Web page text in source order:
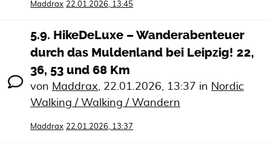
Maddrax 22.01.2026, 13:45
5.9. HikeDeLuxe – Wanderabenteuer
durch das Muldenland bei Leipzig! 22,
36, 53 und 68 Km
von Maddrax, 22.01.2026, 13:37 in Nordic
Walking / Walking / Wandern
Maddrax 22.01.2026, 13:37